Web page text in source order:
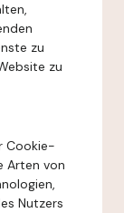
zu
zu
Cookie-
Arten von
Nutzers